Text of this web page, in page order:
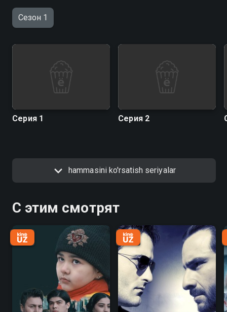
Сезон 1
Серия 1 Серия 2
hammasini ko'rsatish seriyalar
С этим смотрят